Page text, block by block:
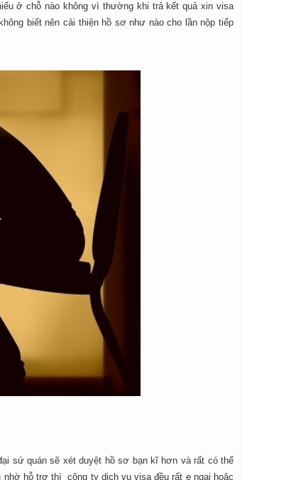
ở chỗ nào không vì thường khi trả kết quả xin visa
biết nên cải thiện hồ sơ như nào cho lần nộp tiếp
sứ quán sẽ xét duyệt hồ sơ bạn kĩ hơn và rất có thể
hỗ trợ thì công ty dịch vụ visa đều rất e ngại hoặc